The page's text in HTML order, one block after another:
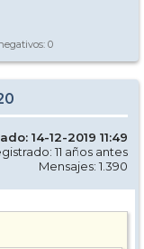
0
14-12-2019 11:49
11 años antes
Mensajes: 1.390